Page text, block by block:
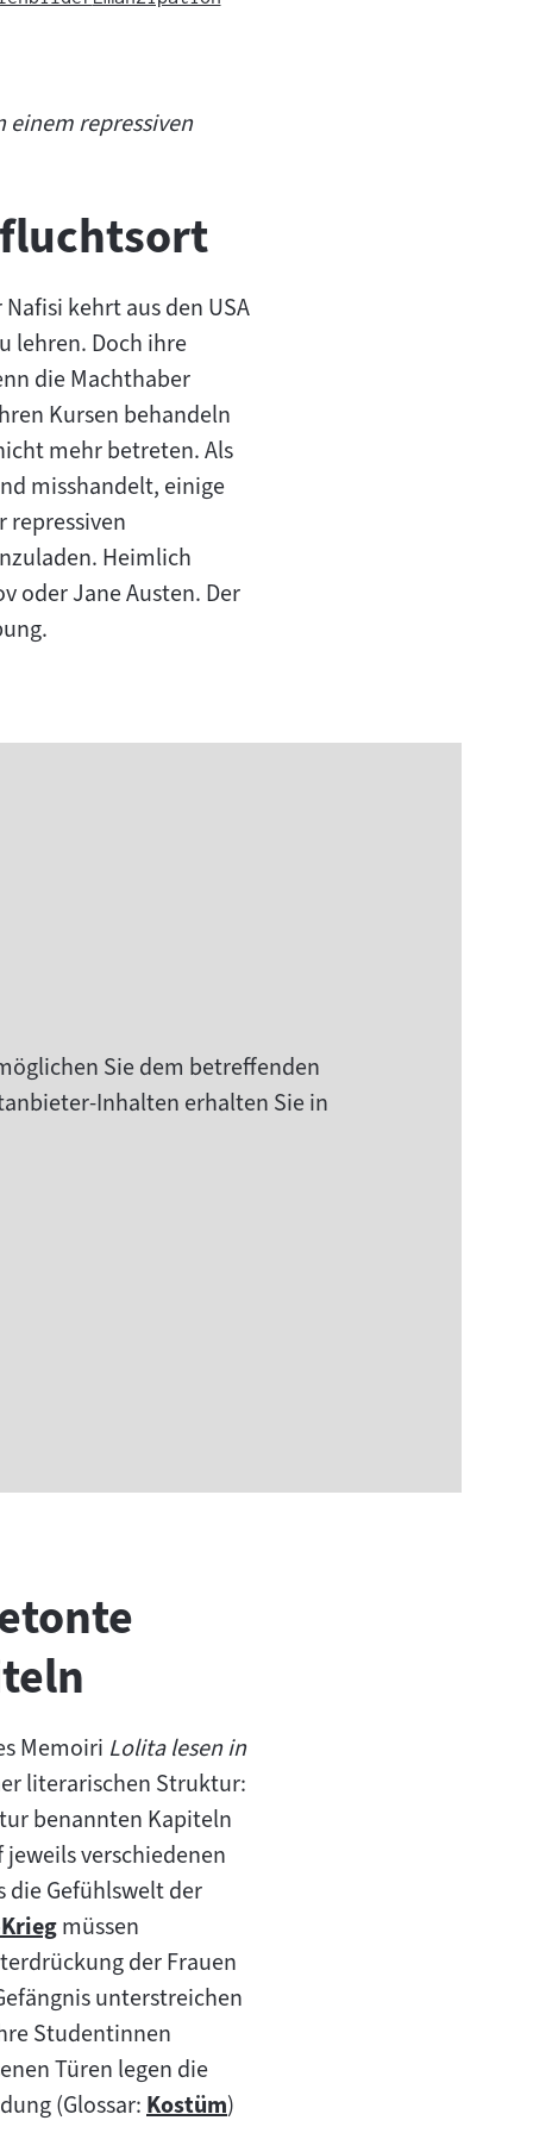
repressiven
kehrt aus den USA
lehren. Doch ihre
die Machthaber
Kursen behandeln
mehr betreten. Als
misshandelt, einige
repressiven
Heimlich
oder Jane Austen. Der
Sie dem betreffenden
Inhalten erhalten Sie in
Memoiri Lolita lesen in
literarischen Struktur:
benannten Kapiteln
verschiedenen
die Gefühlswelt der
müssen
der Frauen
unterstreichen
Studentinnen
Türen legen die
(Glossar:Zum
Kostüm)